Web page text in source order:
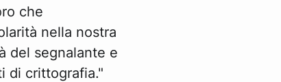
che
nella nostra
del segnalante e
di crittografia."